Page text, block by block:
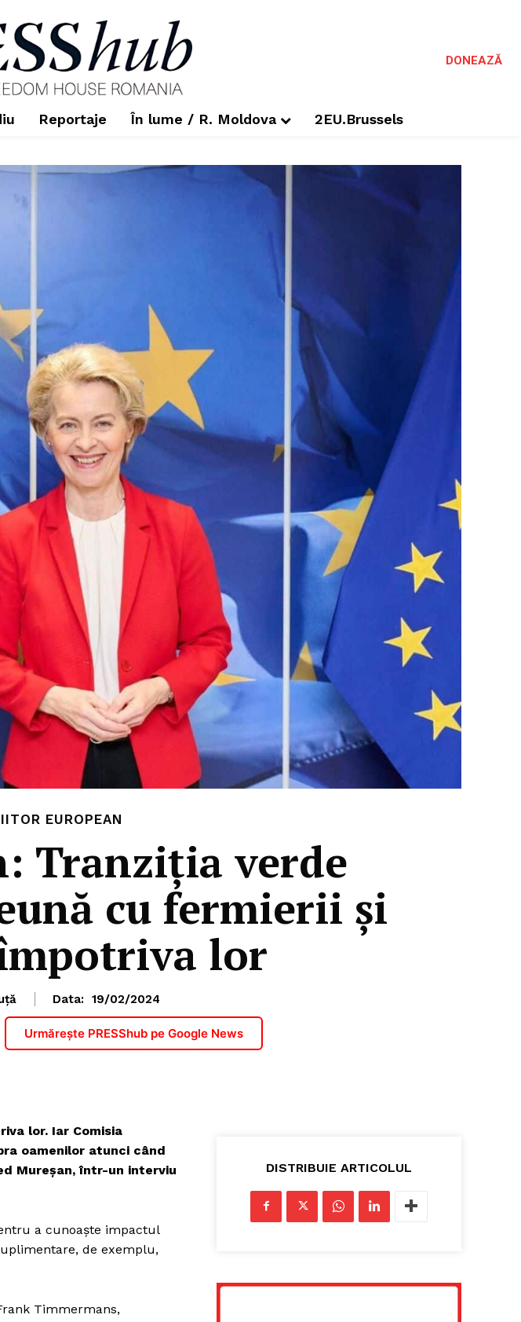
DONEAZĂ
Reportaje În lume / R. Moldova 2EU.Brussels
EUROPEAN
Tranziția verde
cu fermierii și
lor
Data: 19/02/2024
Urmărește PRESShub pe Google News
lor. Iar Comisia
oamenilor atunci când
Mureșan, într-un interviu
a cunoaște impactul
de exemplu,
Timmermans,
DISTRIBUIE ARTICOLUL